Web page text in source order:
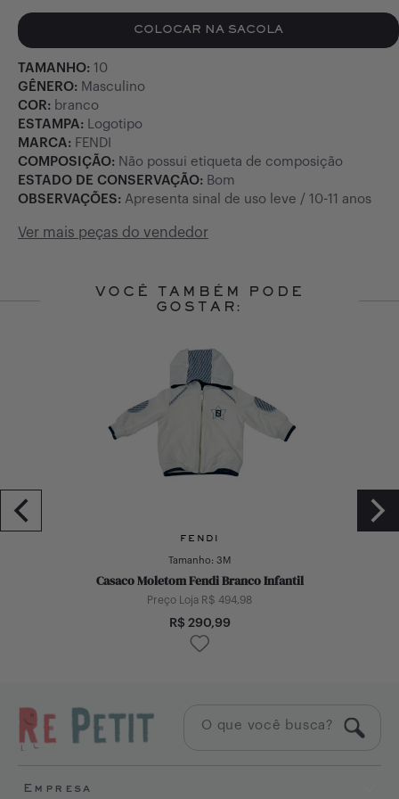
COLOCAR NA SACOLA
TAMANHO: 10
GÊNERO: Masculino
COR: branco
ESTAMPA: Logotipo
MARCA: FENDI
COMPOSIÇÃO: Não possui etiqueta de composição
ESTADO DE CONSERVAÇÃO: Bom
OBSERVAÇÕES: Apresenta sinal de uso leve / 10-11 anos
Ver mais peças do vendedor
VOCÊ TAMBÉM PODE
GOSTAR:
FENDI
Tamanho: 3M
Casaco Moletom Fendi Branco Infantil
Preço Loja R$ 494,98
R$ 290,99
Empresa